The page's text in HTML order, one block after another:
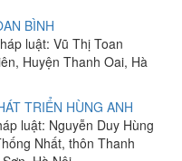
BÌNH
luật: Vũ Thị Toan
Huyện Thanh Oai, Hà
TRIỂN HÙNG ANH
luật: Nguyễn Duy Hùng
Nhất, thôn Thanh